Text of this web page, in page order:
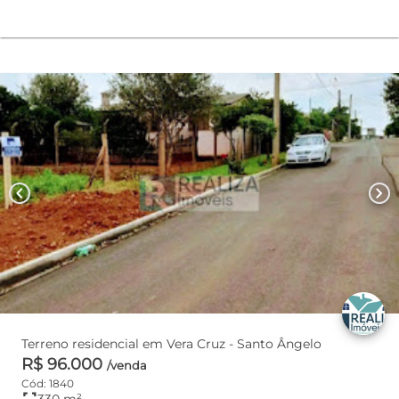
chevron_left chevron_right
Terreno residencial em Vera Cruz - Santo Ângelo
R$ 96.000 /venda
Cód: 1840